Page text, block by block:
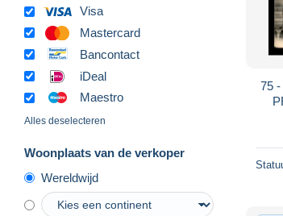
Visa
Mastercard
Bancontact
iDeal
Maestro
Alles deselecteren
Woonplaats van de verkoper
Wereldwijd
75